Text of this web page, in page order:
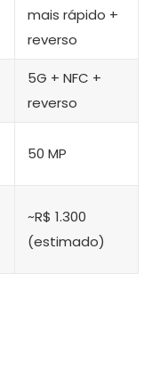
mais rápido +
reverso
5G + NFC +
reverso
50 MP
~R$ 1.300
(estimado)